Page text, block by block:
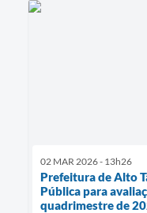
02 MAR 2026 - 13h26
Prefeitura de Alto
Pública para
quadrimestre de